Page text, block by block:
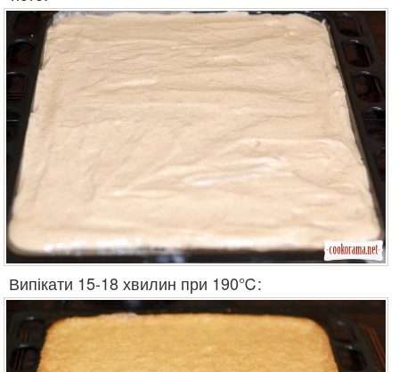
Випікати 15-18 хвилин при 190℃: